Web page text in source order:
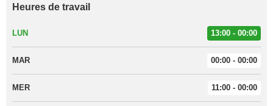
Heures de travail
LUN 13:00 - 00:00
MAR 00:00 - 00:00
MER 11:00 - 00:00